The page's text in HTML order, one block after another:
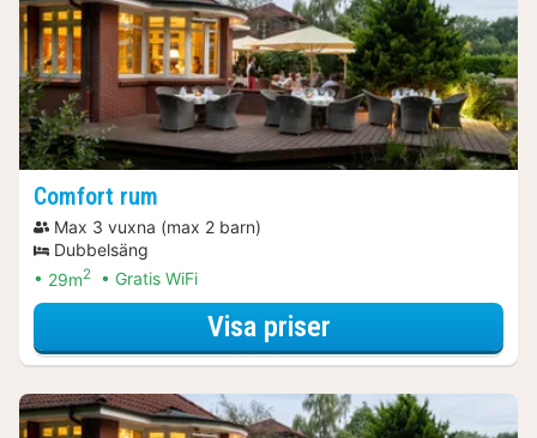
Comfort rum
Max 3 vuxna (max 2 barn)
Dubbelsäng
29m2 Gratis WiFi
Visa priserför Middagspaket